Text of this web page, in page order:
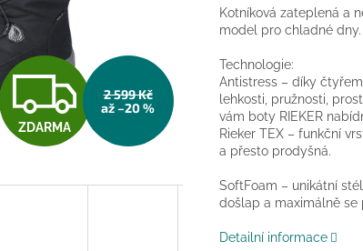
Z
D
ZDARMA
2 599 Kč
až –20 %
Kotníková zateplená a
model pro chladné
Technologie:
Antistress – díky
lehkosti, pružnosti,
vám boty RIEKER
Rieker TEX – funkční
a přesto prodyšná.
SoftFoam – unikátní
došlap a maximálně se
Detailní informace